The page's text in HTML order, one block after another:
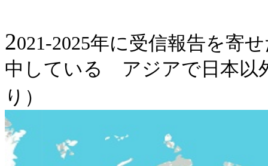
2021-2025年に受信報告を寄
中している アジアで日本以
り）